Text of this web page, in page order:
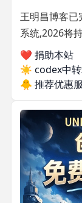
王明昌博客
系统,2026将
❤️ 捐助本站
☀️ codex中
🐥 推荐优惠